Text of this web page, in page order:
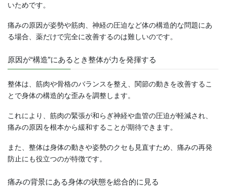
いためです。
痛みの原因が姿勢や筋肉、神経の圧迫など体の構造的な問題にあ
る場合、薬だけで完全に改善するのは難しいのです。
原因が“構造”にあるとき整体が力を発揮する
整体は、筋肉や骨格のバランスを整え、関節の動きを改善するこ
とで身体の構造的な歪みを調整します。
これにより、筋肉の緊張が和らぎ神経や血管の圧迫が軽減され、
痛みの原因を根本から緩和することが期待できます。
また、整体は身体の動きや姿勢のクセも見直すため、痛みの再発
防止にも役立つのが特徴です。
痛みの背景にある身体の状態を総合的に見る